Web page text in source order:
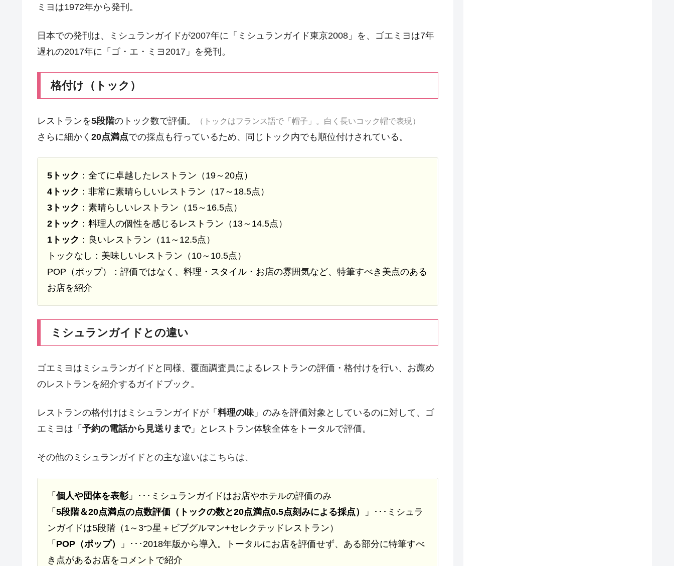
ミヨは1972年から発刊。
日本での発刊は、ミシュランガイドが2007年に「ミシュランガイド東京2008」を、ゴエミヨは7年
遅れの2017年に「ゴ・エ・ミヨ2017」を発刊。
格付け（トック）
レストランを5段階のトック数で評価。 （トックはフランス語で「帽子」。白く長いコック帽で表現）
さらに細かく 20点満点での採点も行っているため、同じトック内でも順位付けされている。
5トック ：全てに卓越したレストラン（19～20点）
4トック ：非常に素晴らしいレストラン（17～18.5点）
3トック ：素晴らしいレストラン（15～16.5点）
2トック ：料理人の個性を感じるレストラン（13～14.5点）
1トック ：良いレストラン（11～12.5点）
トックなし：美味しいレストラン（10～10.5点）
POP（ポップ）：評価ではなく、料理・スタイル・お店の雰囲気など、特筆すべき美点のある
お店を紹介
ミシュランガイドとの違い
ゴエミヨはミシュランガイドと同様、覆面調査員によるレストランの評価・格付けを行い、お薦め
のレストランを紹介するガイドブック。
レストランの格付けはミシュランガイドが「 料理の味 」のみを評価対象としているのに対して、ゴ
エミヨは「 予約の電話から見送りまで」とレストラン体験全体をトータルで評価。
その他のミシュランガイドとの主な違いはこちらは、
「 個人や団体を表彰」･･･ミシュランガイドはお店やホテルの評価のみ
「 5段階＆20点満点の点数評価（トックの数と20点満点0.5点刻みによる採点）
」･･･ミシュラ
ンガイドは5段階（1～3つ星＋ビブグルマン+セレクテッドレストラン）
「 POP（ポップ）
」･･･2018年版から導入。トータルにお店を評価せず、ある部分に特筆すべ
き点があるお店をコメントで紹介